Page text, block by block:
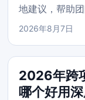
地建议，帮助
2026年8月7日
2026年跨
哪个好用